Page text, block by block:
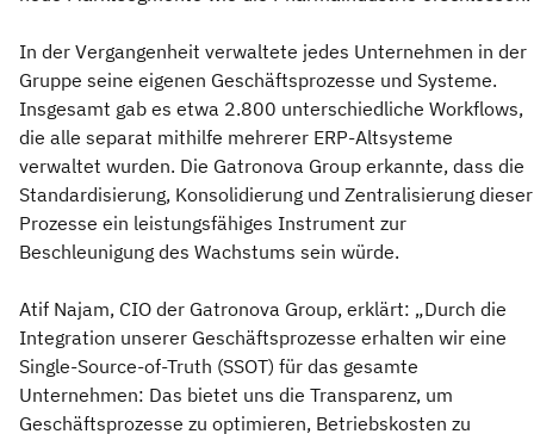
In der Vergangenheit verwaltete jedes Unternehmen in der
Gruppe seine eigenen Geschäftsprozesse und Systeme.
Insgesamt gab es etwa 2.800 unterschiedliche Workflows,
die alle separat mithilfe mehrerer ERP-Altsysteme
verwaltet wurden. Die Gatronova Group erkannte, dass die
Standardisierung, Konsolidierung und Zentralisierung dieser
Prozesse ein leistungsfähiges Instrument zur
Beschleunigung des Wachstums sein würde.
Atif Najam, CIO der Gatronova Group, erklärt: „Durch die
Integration unserer Geschäftsprozesse erhalten wir eine
Single-Source-of-Truth (SSOT) für das gesamte
Unternehmen: Das bietet uns die Transparenz, um
Geschäftsprozesse zu optimieren, Betriebskosten zu